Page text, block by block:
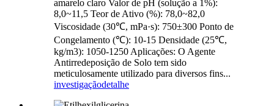
amarelo claro Valor de pH (solução a 1%):
8,0~11,5 Teor de Ativo (%): 78,0~82,0
Viscosidade (30℃, mPa·s): 750±300 Ponto de
Congelamento (℃): 10-15 Densidade (25℃,
kg/m3): 1050-1250 Aplicações: O Agente
Antirredeposição de Solo tem sido
meticulosamente utilizado para diversos fins...
investigaçãodetalhe